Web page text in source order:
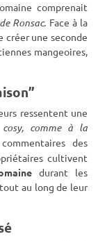
comprenait
Ronsac. Face à la
créer une seconde
mangeoires,
ressentent une
comme à la
des
étaires cultivent
durant les
au long de leur